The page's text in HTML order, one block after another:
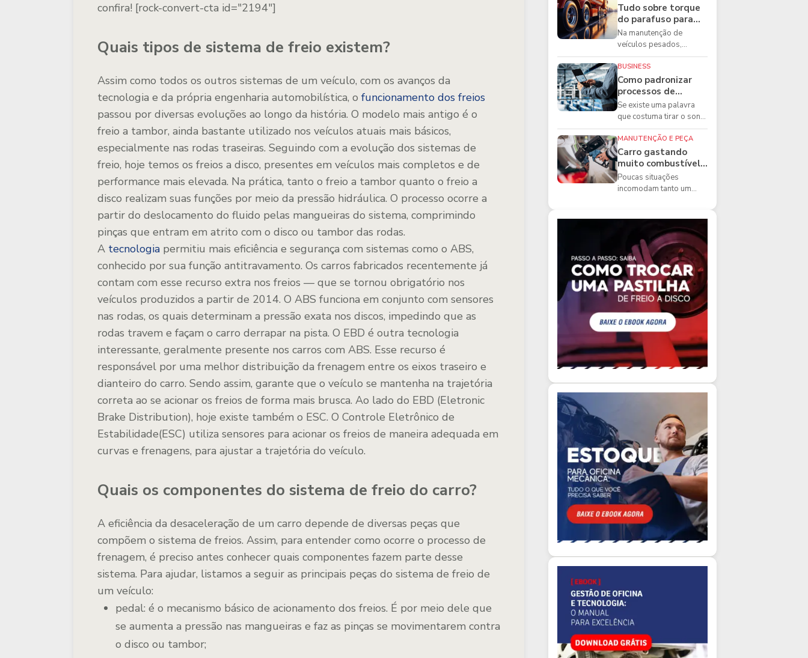
confira! [rock-convert-cta id="2194"]
Quais tipos de sistema de freio existem?
Assim como todos os outros sistemas de um veículo, com os avanços da
tecnologia e da própria engenharia automobilística, o funcionamento dos freios
passou por diversas evoluções ao longo da história. O modelo mais antigo é o
freio a tambor, ainda bastante utilizado nos veículos atuais mais básicos,
especialmente nas rodas traseiras. Seguindo com a evolução dos sistemas de
freio, hoje temos os freios a disco, presentes em veículos mais completos e de
performance mais elevada. Na prática, tanto o freio a tambor quanto o freio a
disco realizam suas funções por meio da pressão hidráulica. O processo ocorre a
partir do deslocamento do fluido pelas mangueiras do sistema, comprimindo
pinças que entram em atrito com o disco ou tambor das rodas.
A tecnologia permitiu mais eficiência e segurança com sistemas como o ABS,
conhecido por sua função antitravamento. Os carros fabricados recentemente já
contam com esse recurso extra nos freios — que se tornou obrigatório nos
veículos produzidos a partir de 2014. O ABS funciona em conjunto com sensores
nas rodas, os quais determinam a pressão exata nos discos, impedindo que as
rodas travem e façam o carro derrapar na pista. O EBD é outra tecnologia
interessante, geralmente presente nos carros com ABS. Esse recurso é
responsável por uma melhor distribuição da frenagem entre os eixos traseiro e
dianteiro do carro. Sendo assim, garante que o veículo se mantenha na trajetória
correta ao se acionar os freios de forma mais brusca. Ao lado do EBD (Eletronic
Brake Distribution), hoje existe também o ESC. O Controle Eletrônico de
Estabilidade(ESC) utiliza sensores para acionar os freios de maneira adequada em
curvas e frenagens, para ajustar a trajetória do veículo.
Quais os componentes do sistema de freio do carro?
A eficiência da desaceleração de um carro depende de diversas peças que
compõem o sistema de freios. Assim, para entender como ocorre o processo de
frenagem, é preciso antes conhecer quais componentes fazem parte desse
sistema. Para ajudar, listamos a seguir as principais peças do sistema de freio de
um veículo:
pedal: é o mecanismo básico de acionamento dos freios. É por meio dele que
se aumenta a pressão nas mangueiras e faz as pinças se movimentarem contra
o disco ou tambor;
Tudo sobre torque
do parafuso para
caminhões e as
boas práticas que
todo mecânico
precisa conhecer
Na manutenção de
veículos pesados,
existem ferramentas que
fazem diferença direta na
segurança e na ...
BUSINESS
Como padronizar
processos de
manutenção de
frota na oficina
Se existe uma palavra
que costuma tirar o sono
dos gestores de
manutenção, ela é a
imprevisibilidade...
MANUTENÇÃO E PEÇA
Carro gastando
muito combustível:
5 motivos que
podem aumentar o
Poucas situações
incomodam tanto um
acabando mais r...